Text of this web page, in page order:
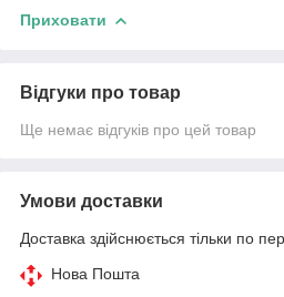
Приховати
Відгуки про товар
Ще немає відгуків про цей товар
Умови доставки
Доставка здійснюється тільки по
Нова Пошта